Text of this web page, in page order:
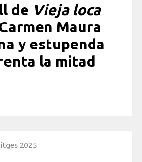
de Vieja loca
Maura
y estupenda
la mitad
2025